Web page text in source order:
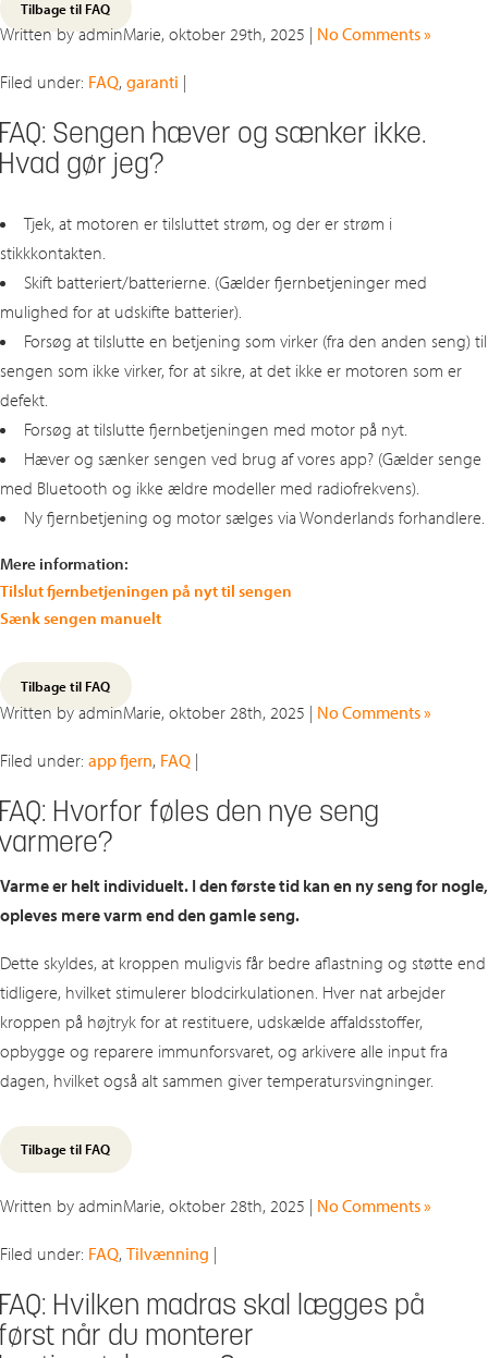
Tilbage til FAQ
Written by adminMarie, oktober 29th, 2025 | No Comments »
Filed under: FAQ, garanti |
Sengen hæver og sænker ikke.
gør jeg?
Tjek, at motoren er tilsluttet strøm, og der er strøm i
stikkkontakten.
Skift batteriert/batterierne. (Gælder fjernbetjeninger med
mulighed for at udskifte batterier).
Forsøg at tilslutte en betjening som virker (fra den anden seng) til
sengen som ikke virker, for at sikre, at det ikke er motoren som er
defekt.
Forsøg at tilslutte fjernbetjeningen med motor på nyt.
Hæver og sænker sengen ved brug af vores app? (Gælder senge
med Bluetooth og ikke ældre modeller med radiofrekvens).
Ny fjernbetjening og motor sælges via Wonderlands forhandlere.
Mere information:
Tilslut fjernbetjeningen på nyt til sengen
Sænk sengen manuelt
Tilbage til FAQ
Written by adminMarie, oktober 28th, 2025 | No Comments »
Filed under: app fjern, FAQ |
Hvorfor føles den nye seng
Varme er helt individuelt. I den første tid kan en ny seng for nogle,
opleves mere varm end den gamle seng.
Dette skyldes, at kroppen muligvis får bedre aflastning og støtte end
tidligere, hvilket stimulerer blodcirkulationen. Hver nat arbejder
kroppen på højtryk for at restituere, udskælde affaldsstoffer,
opbygge og reparere immunforsvaret, og arkivere alle input fra
dagen, hvilket også alt sammen giver temperatursvingninger.
Tilbage til FAQ
Written by adminMarie, oktober 28th, 2025 | No Comments »
Filed under: FAQ, Tilvænning |
Hvilken madras skal lægges på
når du monterer